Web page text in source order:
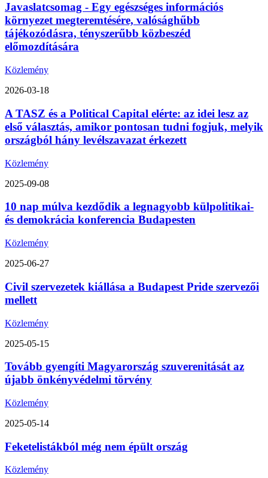
Javaslatcsomag - Egy egészséges információs
környezet megteremtésére, valósághűbb
tájékozódásra, tényszerűbb közbeszéd
előmozdítására
Közlemény
2026-03-18
A TASZ és a Political Capital elérte: az idei lesz az
első választás, amikor pontosan tudni fogjuk, melyik
országból hány levélszavazat érkezett
Közlemény
2025-09-08
10 nap múlva kezdődik a legnagyobb külpolitikai-
és demokrácia konferencia Budapesten
Közlemény
2025-06-27
Civil szervezetek kiállása a Budapest Pride szervezői
mellett
Közlemény
2025-05-15
Tovább gyengíti Magyarország szuverenitását az
újabb önkényvédelmi törvény
Közlemény
2025-05-14
Feketelistákból még nem épült ország
Közlemény